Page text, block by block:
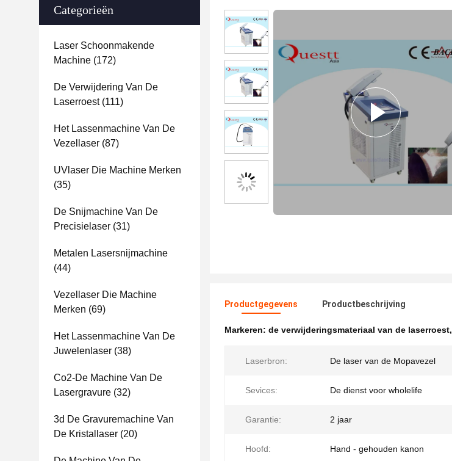
Categorieën
Laser Schoonmakende
Machine (172)
De Verwijdering Van De
Laserroest(111)
Het Lassenmachine Van De
Vezellaser (87)
UVlaser Die Machine Merken
(35)
De Snijmachine Van De
Precisielaser (31)
Metalen Lasersnijmachine
(44)
Vezellaser Die Machine
Merken (69)
Het Lassenmachine Van De
Juwelenlaser (38)
Co2-De Machine Van De
Lasergravure (32)
3d De Gravuremachine Van
De Kristallaser (20)
Productgegevens Productbeschrijving
Markeren: de verwijderingsmateriaal van de laserroest,
Laserbron: De laser van de Mopavezel
Sevices: De dienst voor wholelife
Garantie: 2 jaar
Hoofd: Hand - gehouden kanon